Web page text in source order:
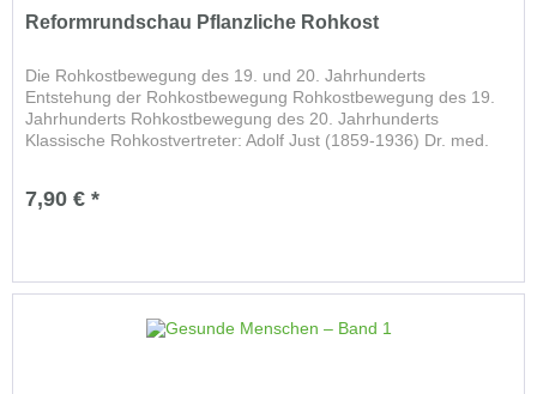
Reformrundschau Pflanzliche Rohkost
Die Rohkostbewegung des 19. und 20. Jahrhunderts
Entstehung der Rohkostbewegung Rohkostbewegung des 19.
Jahrhunderts Rohkostbewegung des 20. Jahrhunderts
Klassische Rohkostvertreter: Adolf Just (1859-1936) Dr. med.
7,90 € *